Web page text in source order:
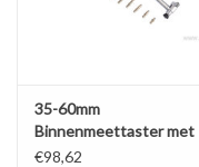
35-60mm
Binnenmeettaster met
meetklok x0,01mm
€98,62